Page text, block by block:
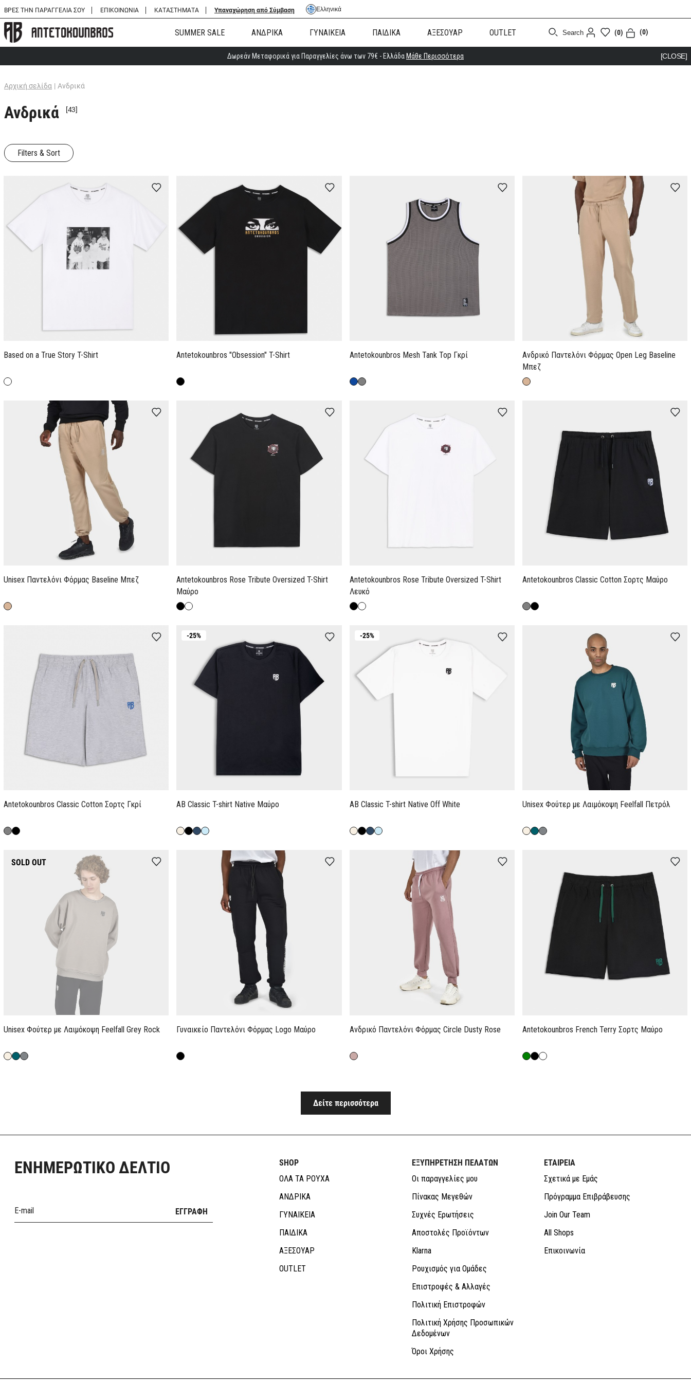
ΒΡΕΣ ΤΗΝ ΠΑΡΑΓΓΕΛΙΑ ΣΟΥ ΕΠΙΚΟΙΝΩΝΙΑ ΚΑΤΑΣΤΗΜΑΤΑ Υπαναχώρηση από Σύμβαση Ελληνικά
SUMMER SALE ΑΝΔΡΙΚΑ ΓΥΝΑΙΚΕΙΑ ΠΑΙΔΙΚΑ ΑΞΕΣΟΥΑΡ OUTLET Search (0) (0)
Δωρεάν Μεταφορικά για Παραγγελίες άνω των 79€ - Ελλάδα Μάθε Περισσότερα [CLOSE]
Αρχική σελίδα | Ανδρικά
Ανδρικά [43]
Filters & Sort
Based on a True Story T-Shirt Antetokounbros "Obsession" T-Shirt Antetokounbros Mesh Tank Top Γκρί
Ανδρικό Παντελόνι Φόρμας Open Leg Baseline
Μπεζ
Unisex Παντελόνι Φόρμας Baseline Μπεζ
Antetokounbros Rose Tribute Oversized T-Shirt
Μαύρο
Antetokounbros Rose Tribute Oversized T-Shirt
Λευκό
Antetokounbros Classic Cotton Σορτς Μαύρο
Antetokounbros Classic Cotton Σορτς Γκρί
-25%
AB Classic T-shirt Native Μαύρο
-25%
AB Classic T-shirt Native Off White Unisex Φούτερ με Λαιμόκοψη Feelfall Πετρόλ
SOLD OUT
Unisex Φούτερ με Λαιμόκοψη Feelfall Grey Rock Γυναικείο Παντελόνι Φόρμας Logo Μαύρο Ανδρικό Παντελόνι Φόρμας Circle Dusty Rose Antetokounbros French Terry Σορτς Μαύρο
Δείτε περισσότερα
ΕΝΗΜΕΡΩΤΙΚΟ ΔΕΛΤΙΟ
ΕΓΓΡΑΦΗ
SHOP
ΟΛΑ ΤΑ ΡΟΥΧΑ
ΑΝΔΡΙΚΑ
ΓΥΝΑΙΚΕΙΑ
ΠΑΙΔΙΚΑ
ΑΞΕΣΟΥΑΡ
OUTLET
ΕΞΥΠΗΡΕΤΗΣΗ ΠΕΛΑΤΩΝ
Οι παραγγελίες μου
Πίνακας Μεγεθών
Συχνές Ερωτήσεις
Αποστολές Προϊόντων
Klarna
Ρουχισμός για Ομάδες
Επιστροφές & Αλλαγές
Πολιτική Επιστροφών
Πολιτική Χρήσης Προσωπικών
Δεδομένων
Όροι Χρήσης
ΕΤΑΙΡΕΙΑ
Σχετικά με Εμάς
Πρόγραμμα Επιβράβευσης
Join Our Team
All Shops
Επικοινωνία